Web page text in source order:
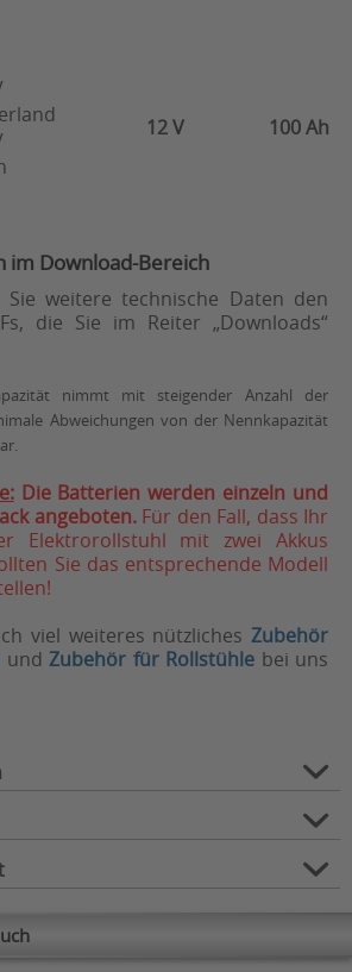
12 V 100 Ah
im Download-Bereich
weitere technische Daten den
die Sie im Reiter „Downloads“
nimmt mit steigender Anzahl der
Abweichungen von der Nennkapazität
Die Batterien werden einzeln und
angeboten.Für den Fall, dass Ihr
Elektrorollstuhl mit zwei Akkus
Sie das entsprechende Modell
viel weiteres nützliches Zubehör
undZubehör für Rollstühle bei uns
Elektromobile, Elektrorollstühle
G (12 V 35 Ah)